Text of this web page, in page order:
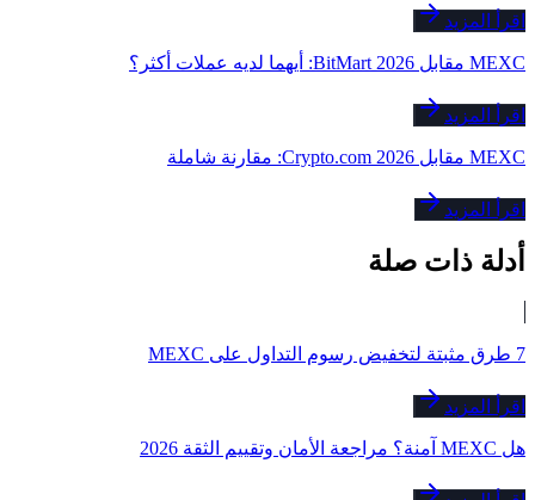
اقرأ المزيد
MEXC مقابل BitMart 2026: أيهما لديه عملات أكثر؟
اقرأ المزيد
MEXC مقابل Crypto.com 2026: مقارنة شاملة
اقرأ المزيد
أدلة ذات صلة
7 طرق مثبتة لتخفيض رسوم التداول على MEXC
اقرأ المزيد
هل MEXC آمنة؟ مراجعة الأمان وتقييم الثقة 2026